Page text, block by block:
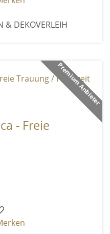
& DEKOVERLEIH
Premium Anbieter
- Freie